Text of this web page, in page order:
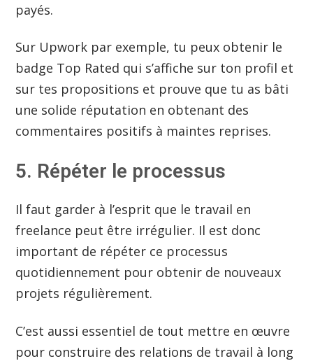
payés.
Sur Upwork par exemple, tu peux obtenir le
badge Top Rated qui s’affiche sur ton profil et
sur tes propositions et prouve que tu as bâti
une solide réputation en obtenant des
commentaires positifs à maintes reprises.
5. Répéter le processus
Il faut garder à l’esprit que le travail en
freelance peut être irrégulier. Il est donc
important de répéter ce processus
quotidiennement pour obtenir de nouveaux
projets régulièrement.
C’est aussi essentiel de tout mettre en œuvre
pour construire des relations de travail à long